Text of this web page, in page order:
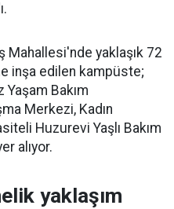
Mahallesi'nde yaklaşık 72
inşa edilen kampüste;
Bakım
Merkezi, Kadın
Huzurevi Yaşlı Bakım
alıyor.
yaklaşım